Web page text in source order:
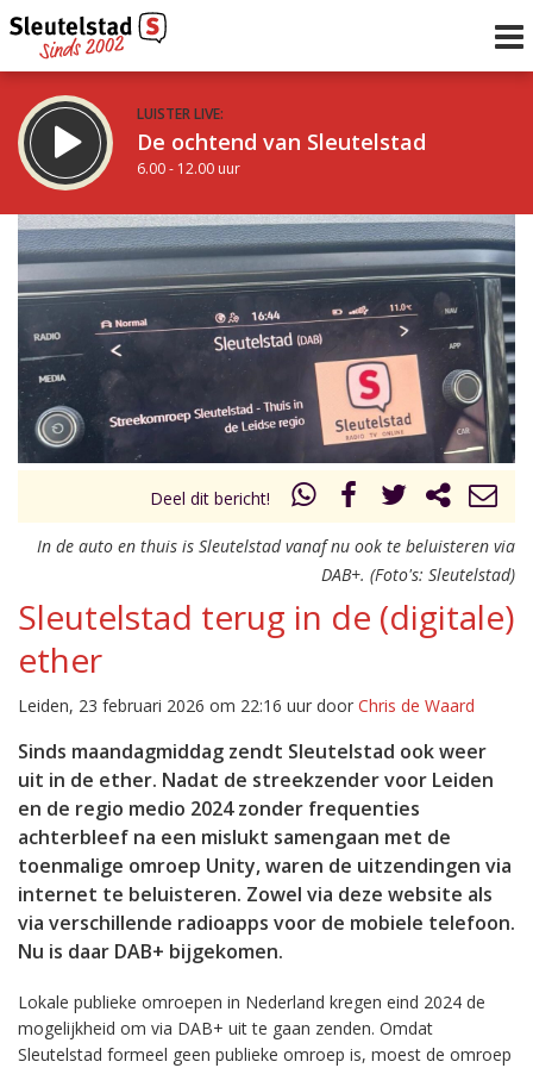
LUISTER LIVE:
De ochtend van Sleutelstad
6.00 - 12.00 uur
STRAKS:
De middag van Sleutelstad
12.00 - 18.00 uur
Vorig uur
uur 1 van 0 Volgend uur
Deel dit bericht!
In de auto en thuis is Sleutelstad vanaf nu ook te beluisteren via
DAB+. (Foto's: Sleutelstad)
Sleutelstad terug in de (digitale)
ether
Leiden, 23 februari 2026 om 22:16 uur door Chris de Waard
Sinds maandagmiddag zendt Sleutelstad ook weer
uit in de ether. Nadat de streekzender voor Leiden
en de regio medio 2024 zonder frequenties
achterbleef na een mislukt samengaan met de
toenmalige omroep Unity, waren de uitzendingen via
internet te beluisteren. Zowel via deze website als
via verschillende radioapps voor de mobiele telefoon.
Nu is daar DAB+ bijgekomen.
Lokale publieke omroepen in Nederland kregen eind 2024 de
mogelijkheid om via DAB+ uit te gaan zenden. Omdat
Sleutelstad formeel geen publieke omroep is, moest de omroep